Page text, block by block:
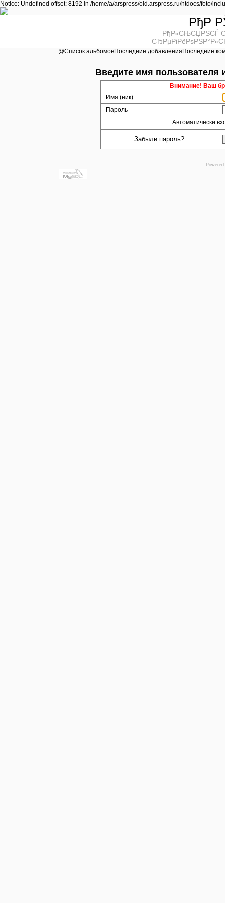
Notice: Undefined offset: 8192 in /home/a/arspress/old.arspress.ru/htdocs/foto/
РђР
РђР»СЊСЏРЅСЃ
@Список альбомовПоследние добавления Последние
Введите имя пользователя
Внимание! Ваш
Имя (ник)
Пароль
Автоматически
Забыли пароль?